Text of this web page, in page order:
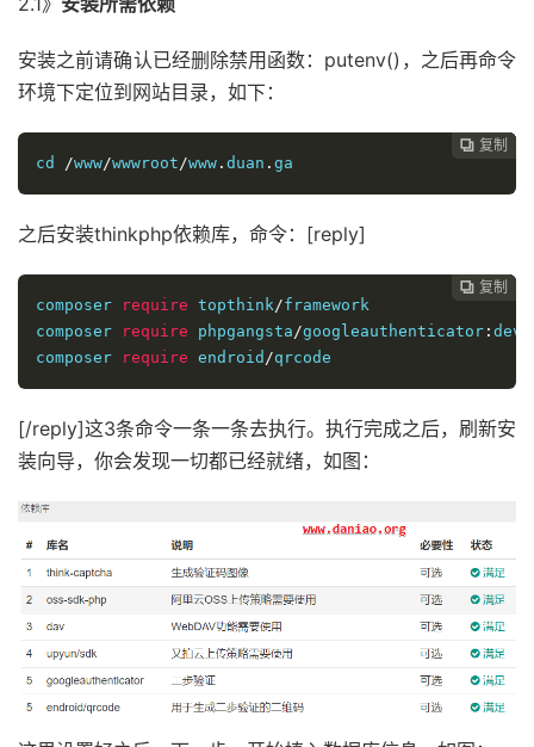
安装之前请确认已经删除禁用函数：putenv()，之后再命令
环境下定位到网站目录，如下：
 复制
 复制
 复制
 复制
cd
/www/wwwroot /www . duan . ga
之后安装thinkphp依赖库，命令：[reply]
 复制
 复制
 复制
composer
require topthink /framework
composer
require phpgangsta /googleauthenticator : dev
composer
require endroid /qrcode
[/reply]这3条命令一条一条去执行。执行完成之后，刷新安
装向导，你会发现一切都已经就绪，如图：